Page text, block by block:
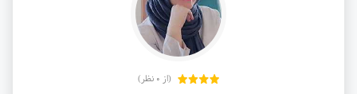
(از 0 نظر)